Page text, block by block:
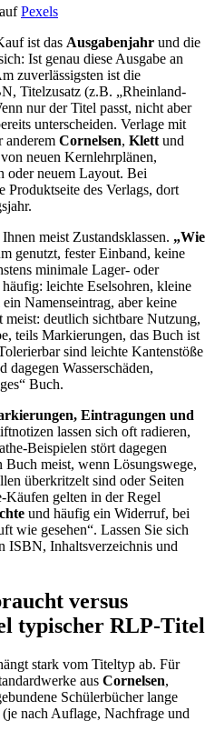
aufPexels
ist das Ausgabenjahr und die
Ist genau diese Ausgabe an
zuverlässigsten ist die
Titelzusatz (z.B. „Rheinland-
nur der Titel passt, nicht aber
unterscheiden. Verlage mit
anderem Cornelsen, Klett und
neuen Kernlehrplänen,
oder neuem Layout. Bei
des Verlags, dort
meist Zustandsklassen. „Wie
genutzt, fester Einband, keine
minimale Lager- oder
häufig: leichte Eselsohren, kleine
Namenseintrag, aber keine
meist: deutlich sichtbare Nutzung,
teils Markierungen, das Buch ist
sind leichte Kantenstöße
Wasserschäden,
Buch.
Eintragungen und
lassen sich oft radieren,
Beispielen stört dagegen
meist, wenn Lösungswege,
überkritzelt sind oder Seiten
gelten in der Regel
und häufig ein Widerruf, bei
wie gesehen“. Lassen Sie sich
ISBN, Inhaltsverzeichnis und
versus
typischer RLP-Titel
stark vom Titeltyp ab. Für
aus Cornelsen,
Schülerbücher lange
nach Auflage, Nachfrage und